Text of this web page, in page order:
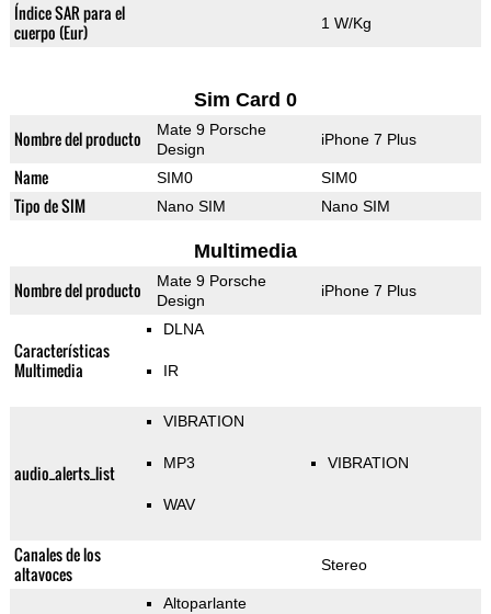
Índice SAR para el
cuerpo (Eur)
1 W/Kg
Sim Card 0
Nombre del producto
Mate 9 Porsche
Design
iPhone 7 Plus
Name SIM0 SIM0
Tipo de SIM Nano SIM Nano SIM
Multimedia
Nombre del producto
Mate 9 Porsche
Design
iPhone 7 Plus
Características
Multimedia
DLNA
IR
audio_alerts_list
VIBRATION
MP3
WAV
VIBRATION
Canales de los
altavoces
Stereo
Altoparlante